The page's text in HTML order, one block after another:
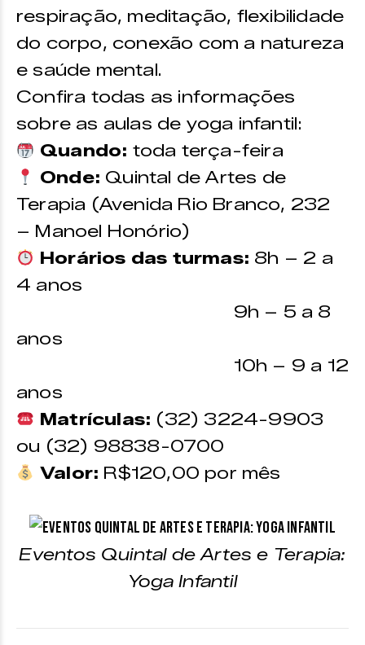
respiração, meditação, flexibilidade
do corpo, conexão com a natureza
e saúde mental.
Confira todas as informações
sobre as aulas de yoga infantil:
Quando: toda terça-feira
Onde: Quintal de Artes de
Terapia (Avenida Rio Branco, 232
– Manoel Honório)
Horários das turmas: 8h – 2 a
4 anos
9h – 5 a 8
anos
10h – 9 a 12
anos
Matrículas: (32) 3224-9903
ou (32) 98838-0700
Valor: R$120,00 por mês
Eventos Quintal de Artes e Terapia:
Yoga Infantil